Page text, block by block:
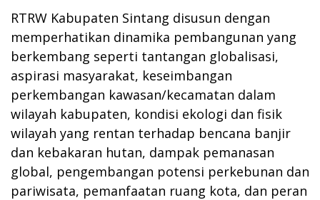
RTRW Kabupaten Sintang disusun dengan
memperhatikan dinamika pembangunan yang
berkembang seperti tantangan globalisasi,
aspirasi masyarakat, keseimbangan
perkembangan kawasan/kecamatan dalam
wilayah kabupaten, kondisi ekologi dan fisik
wilayah yang rentan terhadap bencana banjir
dan kebakaran hutan, dampak pemanasan
global, pengembangan potensi perkebunan dan
pariwisata, pemanfaatan ruang kota, dan peran